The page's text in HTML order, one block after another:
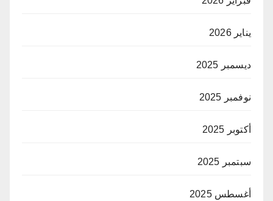
يناير 2026
ديسمبر 2025
نوفمبر 2025
أكتوبر 2025
سبتمبر 2025
أغسطس 2025